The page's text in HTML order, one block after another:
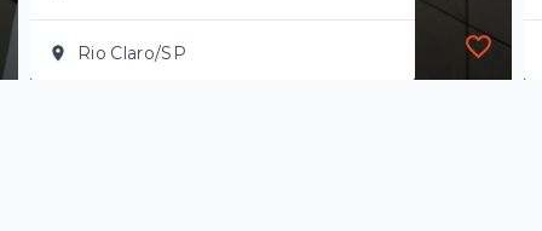
Rio Claro/SP